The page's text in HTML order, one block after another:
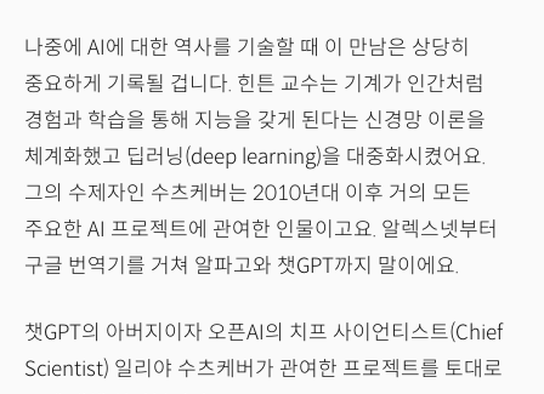
나중에 AI에 대한 역사를 기술할 때 이 만남은 상당히
중요하게 기록될 겁니다. 힌튼 교수는 기계가 인간처럼
경험과 학습을 통해 지능을 갖게 된다는 신경망 이론을
체계화했고 딥러닝(deep learning)을 대중화시켰어요.
그의 수제자인 수츠케버는 2010년대 이후 거의 모든
주요한 AI 프로젝트에 관여한 인물이고요. 알렉스넷부터
구글 번역기를 거쳐 알파고와 챗GPT까지 말이에요.
챗GPT의 아버지이자 오픈AI의 치프 사이언티스트(Chief
Scientist) 일리야 수츠케버가 관여한 프로젝트를 토대로